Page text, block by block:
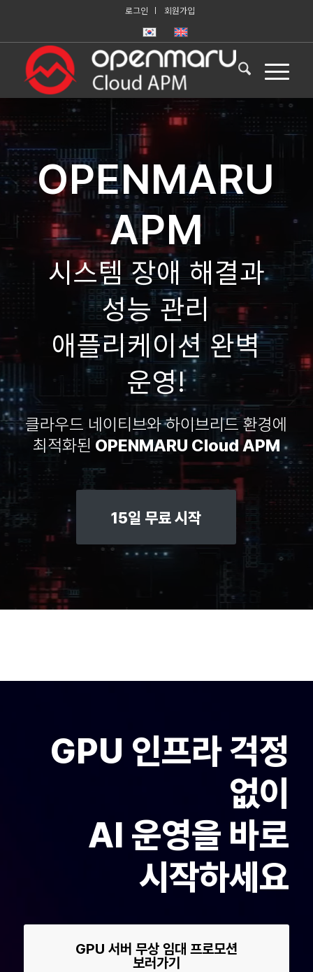
로그인 회원가입
OPENMARU
APM
시스템 장애 해결과
성능 관리
애플리케이션 완벽
운영!
클라우드 네이티브와 하이브리드 환경에
최적화된 OPENMARU Cloud APM
15일 무료 시작
GPU 인프라 걱정
없이
AI 운영을 바로
시작하세요
GPU 서버 무상 임대 프로모션
보러가기